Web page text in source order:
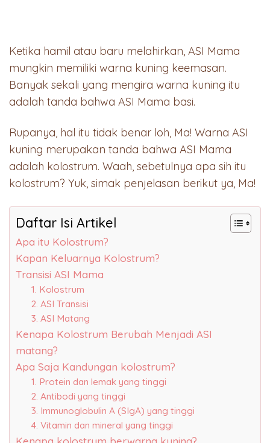
Ketika hamil atau baru melahirkan, ASI Mama
mungkin memiliki warna kuning keemasan.
Banyak sekali yang mengira warna kuning itu
adalah tanda bahwa ASI Mama basi.
Rupanya, hal itu tidak benar loh, Ma! Warna ASI
kuning merupakan tanda bahwa ASI Mama
adalah kolostrum. Waah, sebetulnya apa sih itu
kolostrum? Yuk, simak penjelasan berikut ya, Ma!
Daftar Isi Artikel
Apa itu Kolostrum?
Kapan Keluarnya Kolostrum?
Transisi ASI Mama
1. Kolostrum
2. ASI Transisi
3. ASI Matang
Kenapa Kolostrum Berubah Menjadi ASI
matang?
Apa Saja Kandungan kolostrum?
1. Protein dan lemak yang tinggi
2. Antibodi yang tinggi
3. Immunoglobulin A (SIgA) yang tinggi
4. Vitamin dan mineral yang tinggi